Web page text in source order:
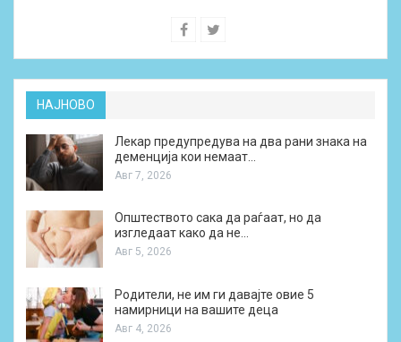
НАЈНОВО
Лекар предупредува на два рани знака на
деменција кои немаат…
Авг 7, 2026
Општеството сака да раѓаат, но да
изгледаат како да не…
Авг 5, 2026
Родители, не им ги давајте овие 5
намирници на вашите деца
Авг 4, 2026